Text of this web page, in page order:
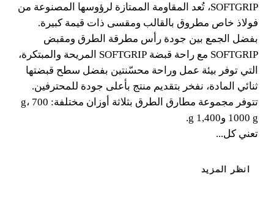
تُعد المقاومة الممتازة لرؤوسها المصنوعة من فولاذ خاص
مطروق بالقالب ومقسى ذات قيمة كبيرة.
SOFTGRIP، تُعد المقاومة الممتازة لرؤوسها المصنوعة من
فولاذ خاص مطروق بالقالب ومقسى ذات قيمة كبيرة.
بفضل الجمع بين جودة رأس مطرقة الطرق ومقبض
SOFTGRIP مع راحة قبضة SOFTGRIP المريحة والمبتكرة،
التي توفر بيئة عمل وراحة محسّنتين بفضل سطح قبضتها
ثنائي المادة، نفخر بتقديم منتج بأعلى جودة للمحترفين.
تتوفر مجموعة مطارق الطرق بثلاثة أوزان مختلفة: 700 g،
1000 g و1,400 g.
تعني كل...
انظر المزيد